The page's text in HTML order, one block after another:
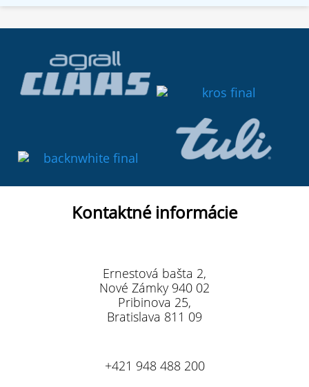
Kontaktné informácie
Ernestová bašta 2,
Nové Zámky 940 02
Pribinova 25,
Bratislava 811 09
+421 948 488 200